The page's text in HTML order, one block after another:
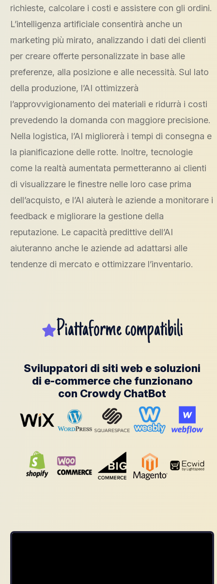
richieste, calcolare i costi e assistere con gli ordini.
L’intelligenza artificiale consentirà anche un
marketing più mirato, analizzando i dati dei clienti
per creare offerte personalizzate in base alle
preferenze, alla posizione e alle necessità. Sul lato
della produzione, l’AI ottimizzerà
l’approvvigionamento dei materiali e ridurrà i costi
prevedendo la domanda con maggiore precisione.
Nella logistica, l’AI migliorerà i tempi di consegna e
la pianificazione delle rotte. Inoltre, tecnologie
come la realtà aumentata permetteranno ai clienti
di visualizzare le finestre nelle loro case prima
dell’acquisto, e l’AI aiuterà le aziende a monitorare i
feedback e migliorare la gestione della
reputazione. Le capacità predittive dell’AI
aiuteranno anche le aziende ad adattarsi alle
tendenze di mercato e ottimizzare l’inventario.
Piattaforme compatibili
Sviluppatori di siti web e soluzioni
di e-commerce che funzionano
con Crowdy ChatBot